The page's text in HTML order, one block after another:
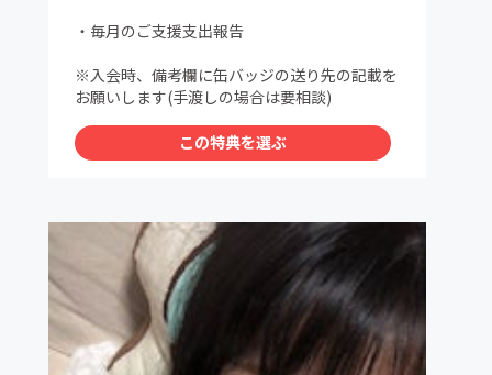
・毎月のご支援支出報告
※入会時、備考欄に缶バッジの送り先の記載を
お願いします(手渡しの場合は要相談)
この特典を選ぶ